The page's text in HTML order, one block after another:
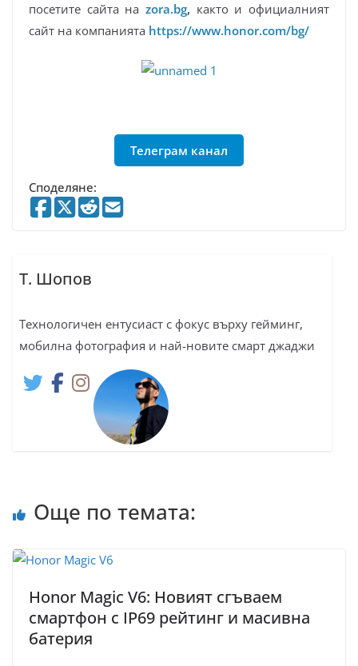
посетите сайта на zora.bg, както и официалният
сайт на компанията https://www.honor.com/bg/
Телеграм канал
Споделяне:
Т. Шопов
Технологичен ентусиаст с фокус върху гейминг,
мобилна фотография и най-новите смарт джаджи
Още по темата:
Honor Magic V6: Новият сгъваем
смартфон с IP69 рейтинг и масивна
батерия